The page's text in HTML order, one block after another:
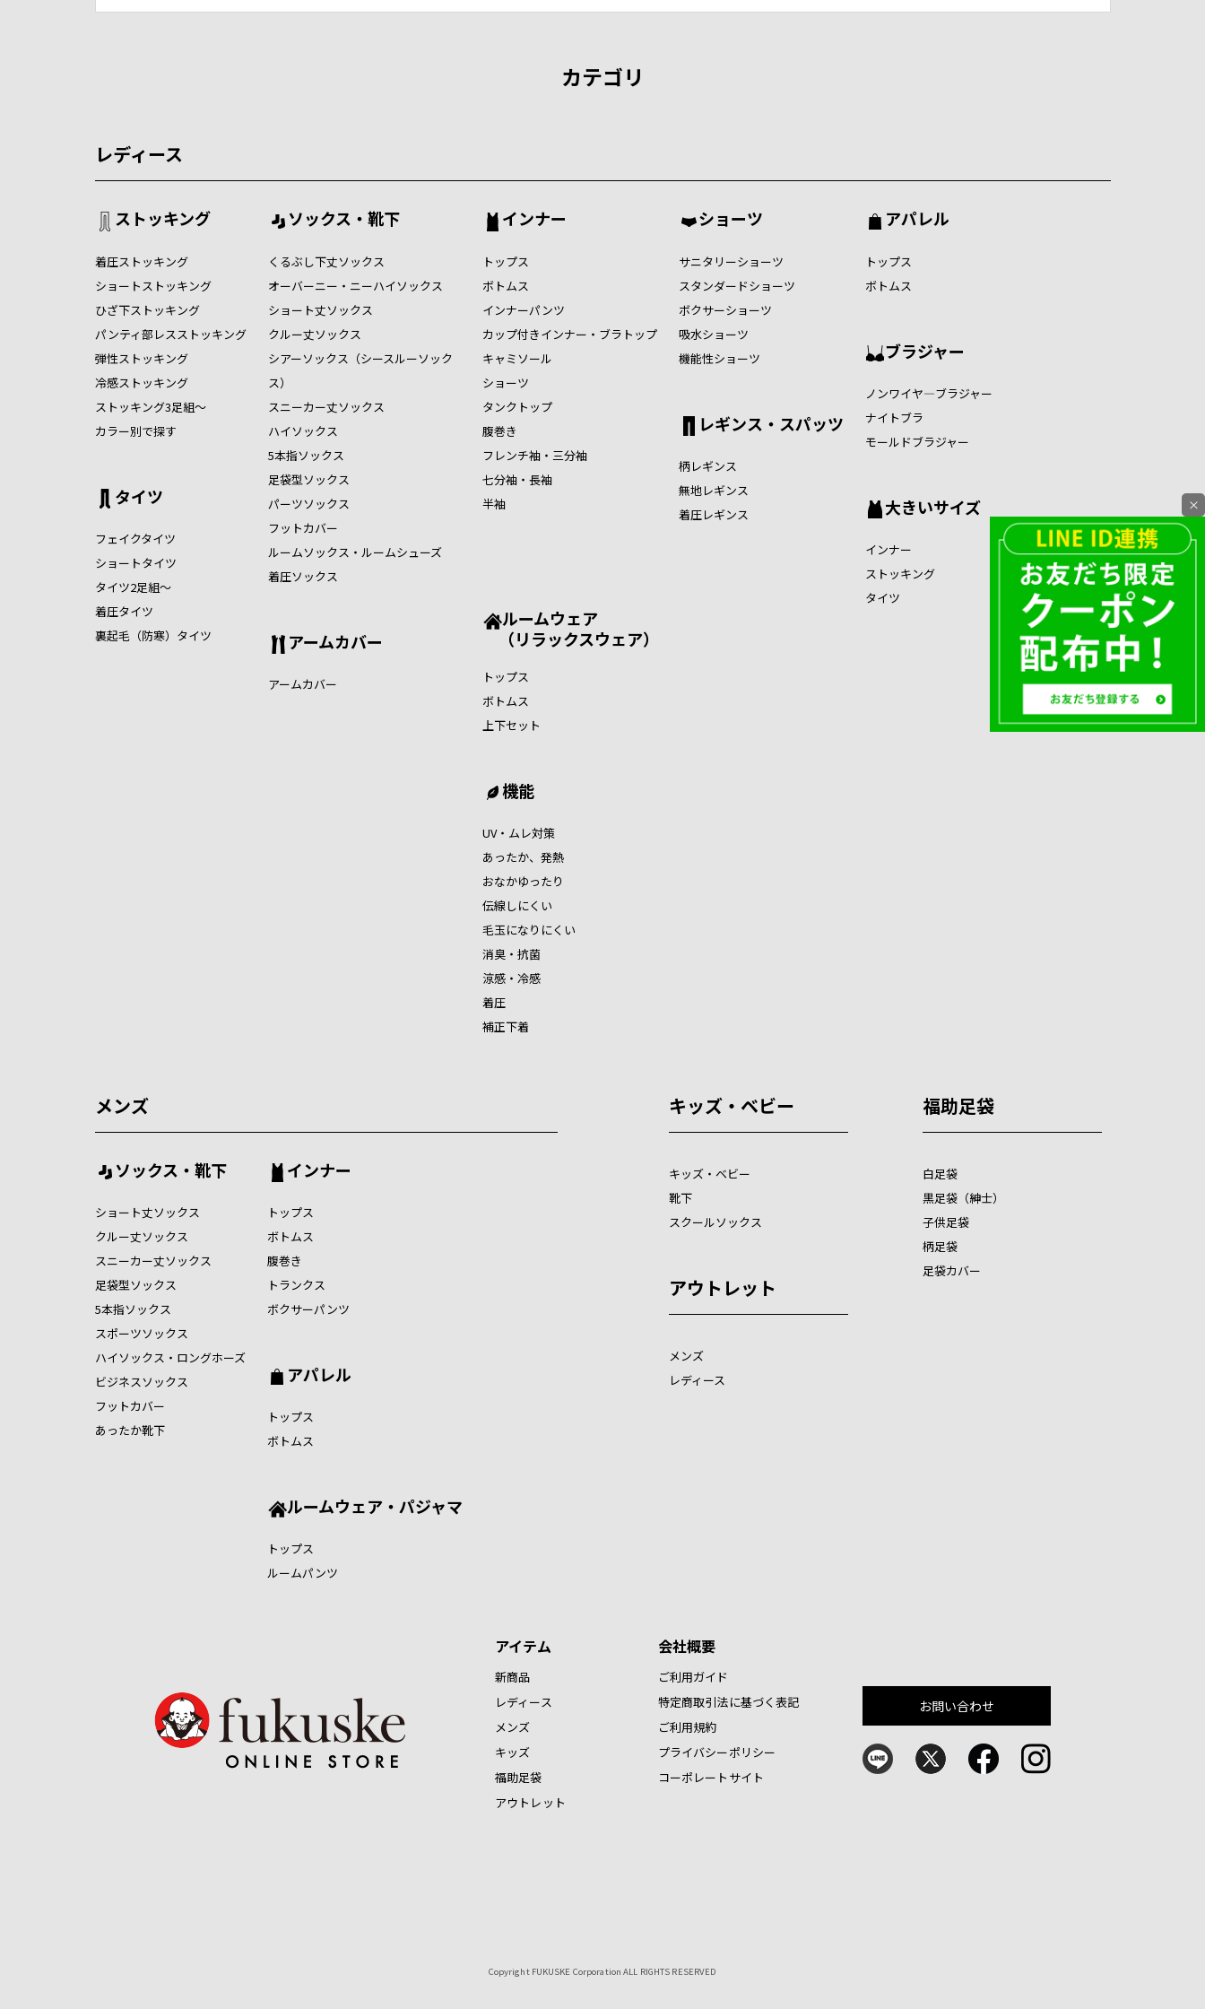
カテゴリ
レディース
ストッキング
着圧ストッキング
ショートストッキング
ひざ下ストッキング
パンティ部レスストッキング
弾性ストッキング
冷感ストッキング
ストッキング3足組～
カラー別で探す
タイツ
フェイクタイツ
ショートタイツ
タイツ2足組～
着圧タイツ
裏起毛（防寒）タイツ
ソックス・靴下
くるぶし下丈ソックス
オーバーニー・ニーハイソックス
ショート丈ソックス
クルー丈ソックス
シアーソックス（シースルーソック
ス）
スニーカー丈ソックス
ハイソックス
5本指ソックス
足袋型ソックス
パーツソックス
フットカバー
ルームソックス・ルームシューズ
着圧ソックス
アームカバー
アームカバー
インナー
トップス
ボトムス
インナーパンツ
カップ付きインナー・ブラトップ
キャミソール
ショーツ
タンクトップ
腹巻き
フレンチ袖・三分袖
七分袖・長袖
半袖
ショーツ
サニタリーショーツ
スタンダードショーツ
ボクサーショーツ
吸水ショーツ
機能性ショーツ
レギンス・スパッツ
柄レギンス
無地レギンス
着圧レギンス
アパレル
トップス
ボトムス
ブラジャー
ノンワイヤ―ブラジャー
ナイトブラ
モールドブラジャー
大きいサイズ
インナー
ストッキング
タイツ
ルームウェア
（リラックスウェア）
トップス
ボトムス
上下セット
機能
UV・ムレ対策
あったか、発熱
おなかゆったり
伝線しにくい
毛玉になりにくい
消臭・抗菌
涼感・冷感
着圧
補正下着
メンズ
ソックス・靴下
ショート丈ソックス
クルー丈ソックス
スニーカー丈ソックス
足袋型ソックス
5本指ソックス
スポーツソックス
ハイソックス・ロングホーズ
ビジネスソックス
フットカバー
あったか靴下
インナー
トップス
ボトムス
腹巻き
トランクス
ボクサーパンツ
アパレル
トップス
ボトムス
ルームウェア・パジャマ
トップス
ルームパンツ
キッズ・ベビー
キッズ・ベビー
靴下
スクールソックス
アウトレット
メンズ
レディース
福助足袋
白足袋
黒足袋（紳士）
子供足袋
柄足袋
足袋カバー
アイテム
新商品
レディース
メンズ
キッズ
福助足袋
アウトレット
会社概要
ご利用ガイド
特定商取引法に基づく表記
ご利用規約
プライバシーポリシー
コーポレートサイト
お問い合わせ
Copyright FUKUSKE Corporation ALL RIGHTS RESERVED
×